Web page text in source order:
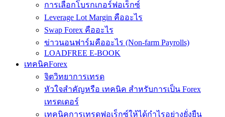
การเลือกโบรกเกอร์ฟอเร็กซ์
Leverage Lot Margin คืออะไร
Swap Forex คืออะไร
ข่าวนอนฟาร์มคืออะไร (Non-farm Payrolls)
LOADFREE E-BOOK
เทคนิคForex
จิตวิทยาการเทรด
หัวใจสำคัญหรือ เทคนิค สำหรับการเป็น Forex
เทรดเดอร์
เทคนิคการเทรดฟอเร็กซ์ให้ได้กำไรอย่างยั่งยืน